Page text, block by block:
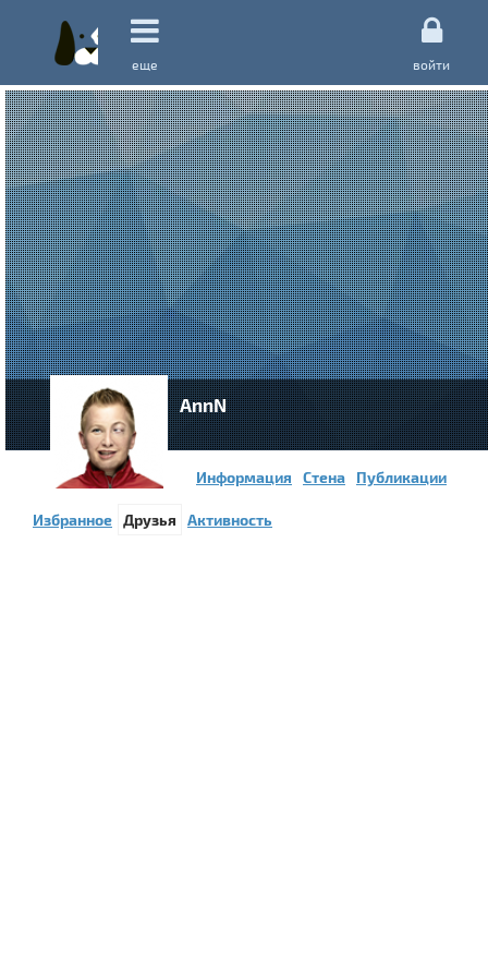
еще войти
AnnN
Информация Стена Публикации
Избранное Друзья Активность